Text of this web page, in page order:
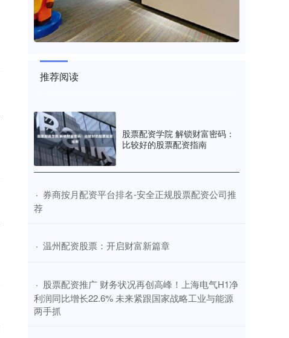
推荐阅读
股票配资学院 解锁财富密码：
比较好的股票配资指南
· ​券商按月配资平台排名-安全正规股票配资公司推
荐
· ​温州配资股票：开启财富新篇章
· ​股票配资推广 财务状况再创高峰！上海电气H1净
利润同比增长22.6% 未来紧跟国家战略工业与能源
两手抓